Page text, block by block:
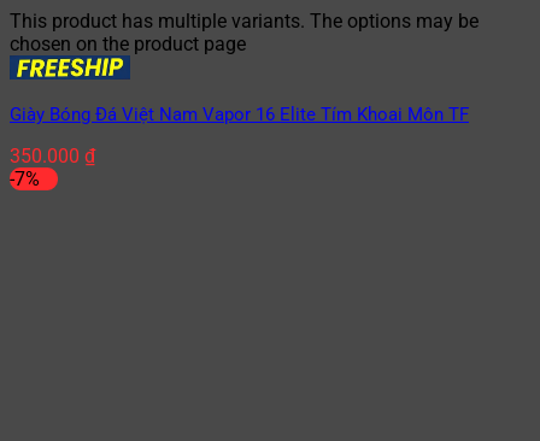
This product has multiple variants. The options may be
chosen on the product page
Giày Bóng Đá Việt Nam Vapor 16 Elite Tím Khoai Môn TF
350.000 ₫
-7%